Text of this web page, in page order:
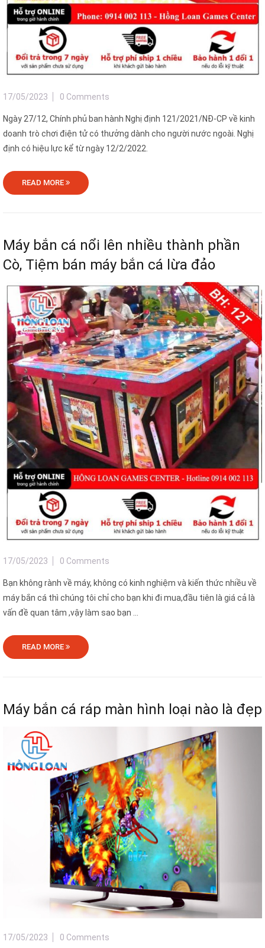
17/05/2023 0 Comments
Ngày 27/12, Chính phủ ban hành Nghị định 121/2021/NĐ-CP về kinh
doanh trò chơi điện tử có thưởng dành cho người nước ngoài. Nghị
định có hiệu lực kể từ ngày 12/2/2022.
READ MORE
Máy bắn cá nổi lên nhiều thành phần
Cò, Tiệm bán máy bắn cá lừa đảo
17/05/2023 0 Comments
Bạn không rành về máy, không có kinh nghiệm và kiến thức nhiều về
máy bắn cá thì chúng tôi chỉ cho bạn khi đi mua,đầu tiên là giá cả là
vấn đề quan tâm ,vậy làm sao bạn ...
READ MORE
Máy bắn cá ráp màn hình loại nào là đẹp
17/05/2023 0 Comments